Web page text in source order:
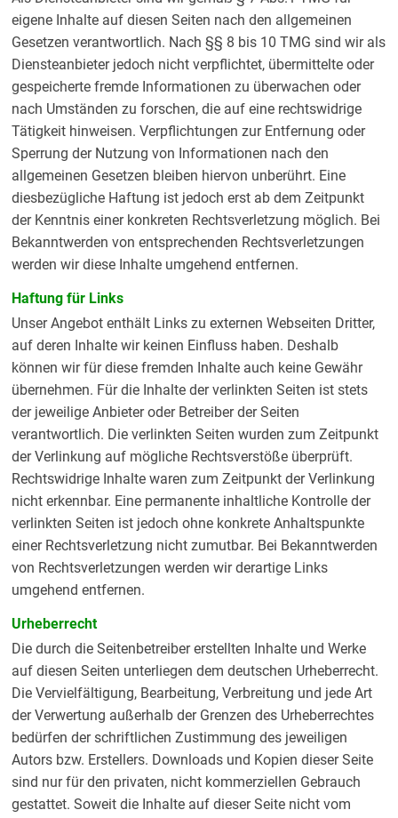
eigene Inhalte auf diesen Seiten nach den allgemeinen
Gesetzen verantwortlich. Nach §§ 8 bis 10 TMG sind wir als
Diensteanbieter jedoch nicht verpflichtet, übermittelte oder
gespeicherte fremde Informationen zu überwachen oder
nach Umständen zu forschen, die auf eine rechtswidrige
Tätigkeit hinweisen. Verpflichtungen zur Entfernung oder
Sperrung der Nutzung von Informationen nach den
allgemeinen Gesetzen bleiben hiervon unberührt. Eine
diesbezügliche Haftung ist jedoch erst ab dem Zeitpunkt
der Kenntnis einer konkreten Rechtsverletzung möglich. Bei
Bekanntwerden von entsprechenden Rechtsverletzungen
werden wir diese Inhalte umgehend entfernen.
Haftung für Links
Unser Angebot enthält Links zu externen Webseiten Dritter,
auf deren Inhalte wir keinen Einfluss haben. Deshalb
können wir für diese fremden Inhalte auch keine Gewähr
übernehmen. Für die Inhalte der verlinkten Seiten ist stets
der jeweilige Anbieter oder Betreiber der Seiten
verantwortlich. Die verlinkten Seiten wurden zum Zeitpunkt
der Verlinkung auf mögliche Rechtsverstöße überprüft.
Rechtswidrige Inhalte waren zum Zeitpunkt der Verlinkung
nicht erkennbar. Eine permanente inhaltliche Kontrolle der
verlinkten Seiten ist jedoch ohne konkrete Anhaltspunkte
einer Rechtsverletzung nicht zumutbar. Bei Bekanntwerden
von Rechtsverletzungen werden wir derartige Links
umgehend entfernen.
Urheberrecht
Die durch die Seitenbetreiber erstellten Inhalte und Werke
auf diesen Seiten unterliegen dem deutschen Urheberrecht.
Die Vervielfältigung, Bearbeitung, Verbreitung und jede Art
der Verwertung außerhalb der Grenzen des Urheberrechtes
bedürfen der schriftlichen Zustimmung des jeweiligen
Autors bzw. Erstellers. Downloads und Kopien dieser Seite
sind nur für den privaten, nicht kommerziellen Gebrauch
gestattet. Soweit die Inhalte auf dieser Seite nicht vom